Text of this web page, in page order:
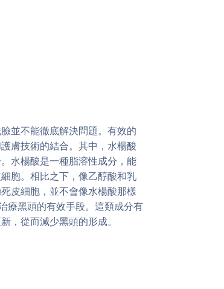
並不能徹底解決問題。有效的
膚技術的結合。其中，水楊酸
水楊酸是一種脂溶性成分，能
胞。相比之下，像乙醇酸和乳
皮細胞，並不會像水楊酸那樣
療黑頭的有效手段。這類成分有
，從而減少黑頭的形成。